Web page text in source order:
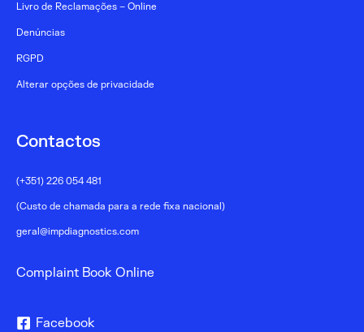
Livro de Reclamações – Online
Denúncias
RGPD
Alterar opções de privacidade
Contactos
(+351) 226 054 481
(Custo de chamada para a rede fixa nacional)
geral@impdiagnostics.com
Complaint Book Online
Facebook